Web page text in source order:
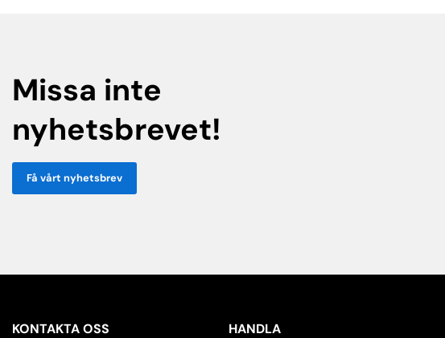
Missa inte
nyhetsbrevet!
Få vårt nyhetsbrev
KONTAKTA OSS HANDLA